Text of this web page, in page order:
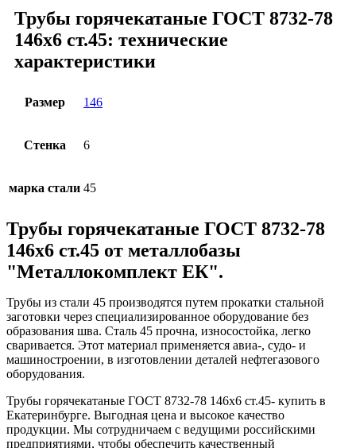
Трубы горячекатаные ГОСТ 8732-78
146x6 ст.45: технические
характеристики
Размер 146
Стенка 6
марка стали 45
Трубы горячекатаные ГОСТ 8732-78
146x6 ст.45 от металлобазы
"Металлокомплект ЕК".
Трубы из стали 45 производятся путем прокатки стальной
заготовки через специализированное оборудование без
образования шва. Сталь 45 прочна, износостойка, легко
сваривается. Этот материал применяется авиа-, судо- и
машиностроении, в изготовлении деталей нефтегазового
оборудования.
Трубы горячекатаные ГОСТ 8732-78 146x6 ст.45- купить в
Екатеринбурге. Выгодная цена и высокое качество
продукции. Мы сотрудничаем с ведущими российскими
предприятиями, чтобы обеспечить качественный